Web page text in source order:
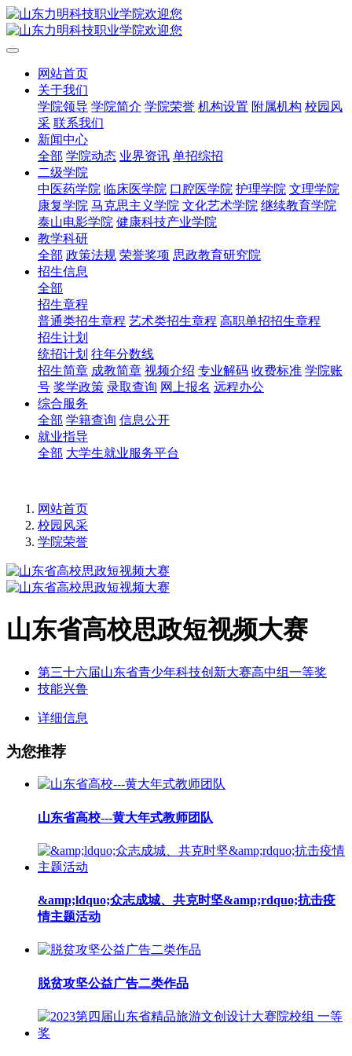
网站首页
关于我们
学院领导 学院简介 学院荣誉 机构设置 附属机构 校园风
采 联系我们
新闻中心
全部 学院动态 业界资讯 单招综招
二级学院
中医药学院 临床医学院 口腔医学院 护理学院 文理学院
康复学院 马克思主义学院 文化艺术学院 继续教育学院
泰山电影学院 健康科技产业学院
教学科研
全部 政策法规 荣誉奖项 思政教育研究院
招生信息
全部
招生章程
普通类招生章程 艺术类招生章程 高职单招招生章程
招生计划
统招计划 往年分数线
招生简章 成教简章 视频介绍 专业解码 收费标准 学院账
号 奖学政策 录取查询 网上报名 远程办公
综合服务
全部 学籍查询 信息公开
就业指导
全部 大学生就业服务平台
网站首页
校园风采
学院荣誉
山东省高校思政短视频大赛
第三十六届山东省青少年科技创新大赛高中组一等奖
技能兴鲁
详细信息
为您推荐
山东省高校---黄大年式教师团队
&amp;ldquo;众志成城、共克时坚&amp;rdquo;抗击疫
情主题活动
脱贫攻坚公益广告二类作品